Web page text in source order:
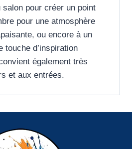
salon pour créer un point
pour une atmosphère
ou encore à un
touche d’inspiration
également très
et aux entrées.